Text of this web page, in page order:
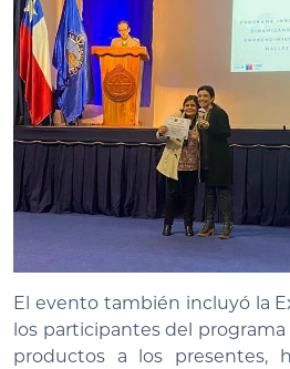
El evento también incluyó la
los participantes del
productos a los presentes,